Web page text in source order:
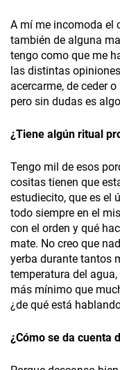
A mí me incomoda el
también de alguna
tengo como que me
las distintas
acercarme, de ceder
pero sin dudas es
¿Tiene algún ritual
Tengo mil de esos
cositas tienen que
estudiecito, que es el
todo siempre en el
con el orden y qué
mate. No creo que
yerba durante tantos
temperatura del
más mínimo que
¿de qué está
¿Cómo se da cuenta